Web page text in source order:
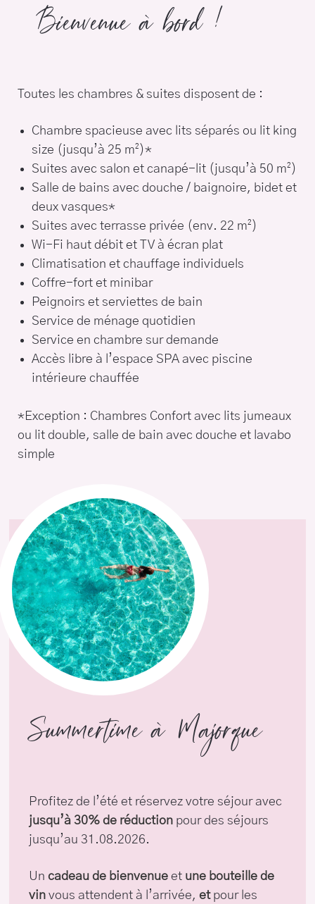
Bienvenue à bord !
Toutes les chambres & suites disposent de :
Chambre spacieuse avec lits séparés ou lit king
size (jusqu’à 25 m²)*
Suites avec salon et canapé-lit (jusqu’à 50 m²)
Salle de bains avec douche / baignoire, bidet et
deux vasques*
Suites avec terrasse privée (env. 22 m²)
Wi-Fi haut débit et TV à écran plat
Climatisation et chauffage individuels
Coffre-fort et minibar
Peignoirs et serviettes de bain
Service de ménage quotidien
Service en chambre sur demande
Accès libre à l’espace SPA avec piscine
intérieure chauffée
*Exception : Chambres Confort avec lits jumeaux
ou lit double, salle de bain avec douche et lavabo
simple
Summertime à Majorque
Profitez de l’été et réservez votre séjour avec
jusqu’à 30% de réduction pour des séjours
jusqu’au 31.08.2026.
Un cadeau de bienvenue et une bouteille de
vin vous attendent à l’arrivée, et pour les